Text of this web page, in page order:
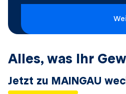
Alles, was Ihr
Jetzt zu MAINGAU